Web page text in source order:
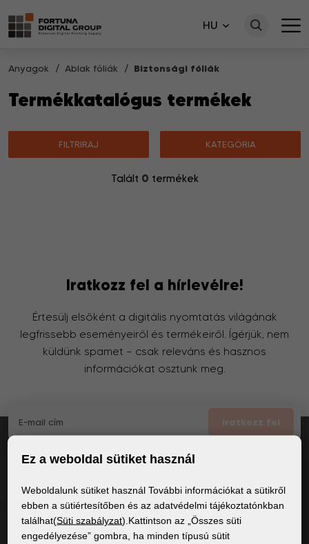
HU
Anyagok Ablak fóliák Biztonsági fóliák
Termékkatalógus termékek
FILTRIRAJ KATEGÓRIA
Talált 0 termékek
Iratkozz fel a hírlevélre!
Értesülj elsőként a digitális nyomtatás világának
legfrissebb eseményeiről és termékeiről. Ígérjük, nem
küldünk spamet – csak releváns és hasznos
információkat osztunk meg.
Iratkozz fel
Elfogadoma GDPR általános feltételei
ÁLTALÁNOS INFORMÁCIÓK
Ez a weboldal sütiket használ
Weboldalunk sütiket használ További információkat a sütikről
ebben a sütiértesítőben és az adatvédelmi tájékoztatónkban
találhat(Süti szabályzat).Kattintson az „Összes süti
engedélyezése” gombra, ha minden típusú sütit